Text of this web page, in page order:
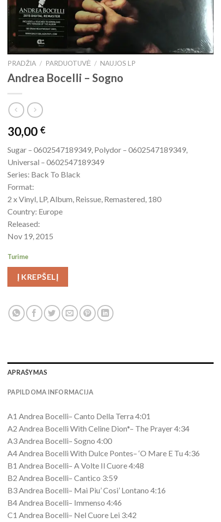
PRADŽIA / PARDUOTUVĖ / NAUJOS LP
Andrea Bocelli – Sogno
30,00 €
Sugar – 0602547189349, Polydor – 0602547189349,
Universal – 0602547189349
Series: Back To Black
Format:
2 x Vinyl, LP, Album, Reissue, Remastered, 180
Country: Europe
Released:
Nov 19, 2015
Turime
Į KREPŠELĮ
APRAŠYMAS
PAPILDOMA INFORMACIJA
A1 Andrea Bocelli– Canto Della Terra 4:01
A2 Andrea Bocelli With Celine Dion*– The Prayer 4:34
A3 Andrea Bocelli– Sogno 4:00
A4 Andrea Bocelli With Dulce Pontes– ‘O Mare E Tu 4:36
B1 Andrea Bocelli– A Volte Il Cuore 4:48
B2 Andrea Bocelli– Cantico 3:59
B3 Andrea Bocelli– Mai Piu’ Cosi’ Lontano 4:16
B4 Andrea Bocelli– Immenso 4:46
C1 Andrea Bocelli– Nel Cuore Lei 3:42